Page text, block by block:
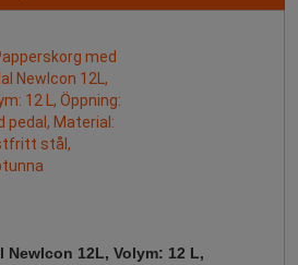
NewIcon 12L, Volym: 12 L,